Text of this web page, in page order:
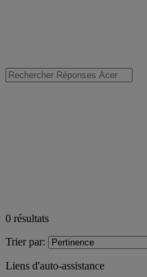
0 résultats
Trier par:
Liens d'auto-assistance